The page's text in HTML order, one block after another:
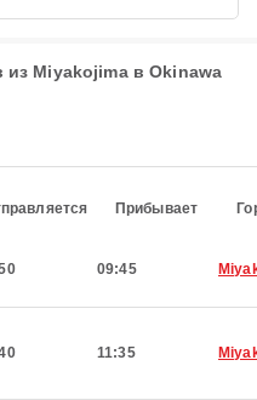
из Miyakojima в Okinawa
Прибывает
09:45
11:35